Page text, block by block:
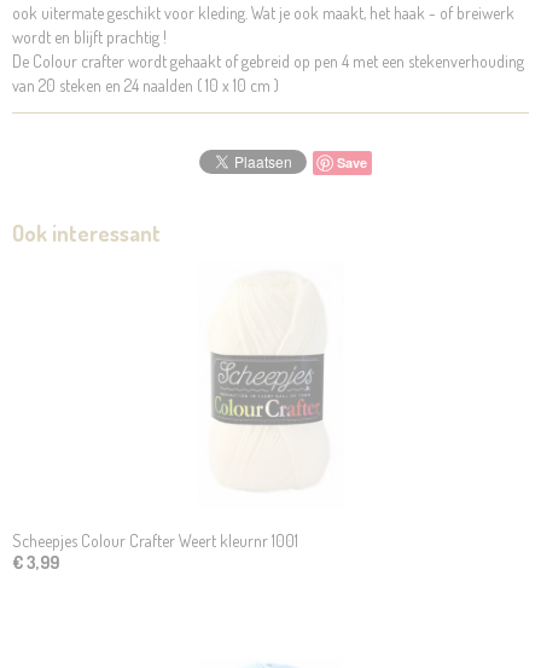
ook uitermate geschikt voor kleding. Wat je ook maakt, het haak - of breiwerk
wordt en blijft prachtig !
De Colour crafter wordt gehaakt of gebreid op pen 4 met een stekenverhouding
van 20 steken en 24 naalden ( 10 x 10 cm )
Save
Ook interessant
Scheepjes Colour Crafter Weert kleurnr 1001
€ 3,99